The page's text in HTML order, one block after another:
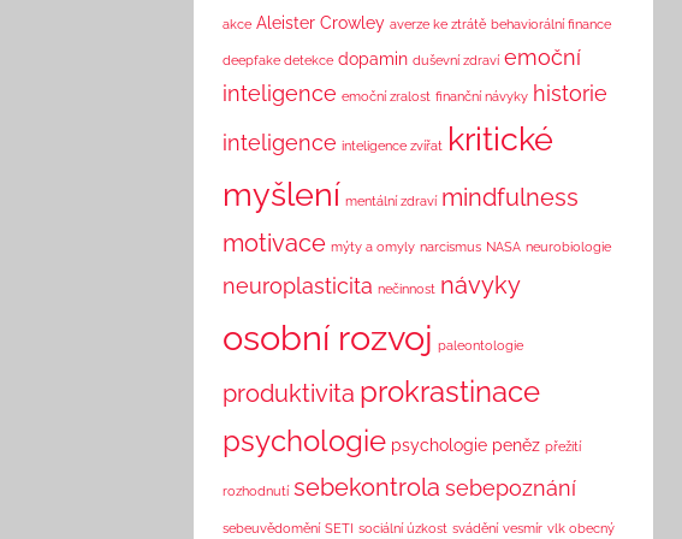
akce Aleister Crowley averze ke ztrátě behaviorální finance
deepfake detekce dopamin duševní zdraví emoční
inteligence emoční zralost finanční návyky historie
inteligence inteligence zvířat kritické
myšlení mentální zdraví mindfulness
motivace mýty a omyly narcismus NASA neurobiologie
neuroplasticita nečinnost návyky
osobní rozvoj paleontologie
produktivita prokrastinace
psychologie psychologie peněz přežití
rozhodnutí sebekontrola sebepoznání
sebeuvědomění SETI sociální úzkost svádění vesmír vlk obecný